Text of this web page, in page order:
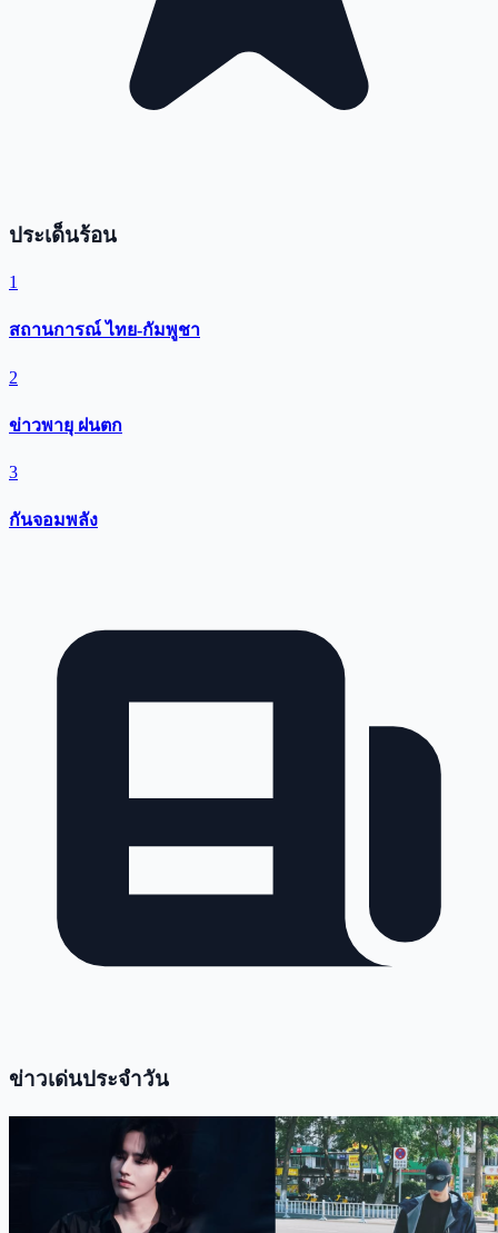
ประเด็นร้อน
1
สถานการณ์ ไทย-กัมพูชา
2
ข่าวพายุ ฝนตก
3
กันจอมพลัง
ข่าวเด่นประจำวัน